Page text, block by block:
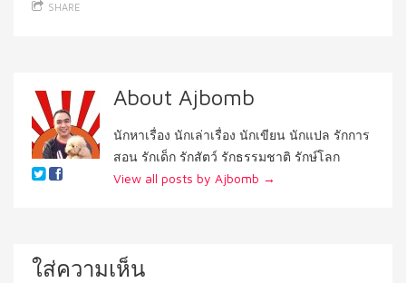
SHARE
About Ajbomb
นักหาเรื่อง นักเล่าเรื่อง นักเขียน นักแปล รักการ
สอน รักเด็ก รักสัตว์ รักธรรมชาติ รักษ์โลก
View all posts by Ajbomb →
ใส่ความเห็น